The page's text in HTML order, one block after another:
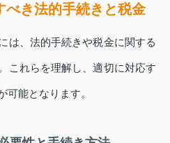
べき法的手続きと税金
は、法的手続きや税金に関する
これらを理解し、適切に対応す
可能となります。